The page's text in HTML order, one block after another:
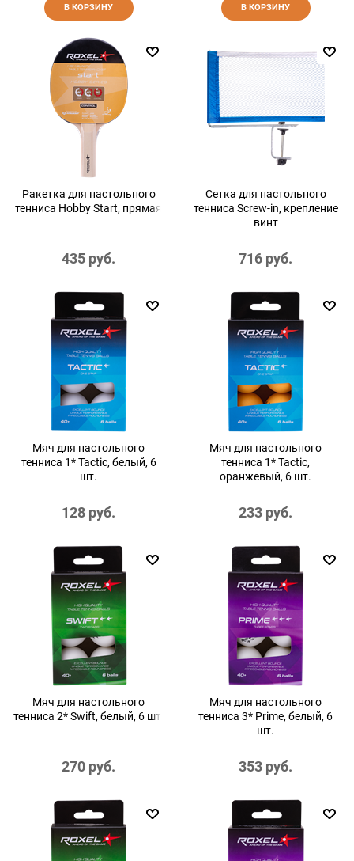
В КОРЗИНУ В КОРЗИНУ
Ракетка для настольного
тенниса Hobby Start, прямая
435 руб.
Сетка для настольного
тенниса Screw-in, крепление
винт
716 руб.
Мяч для настольного
тенниса 1* Tactic, белый, 6
шт.
128 руб.
Мяч для настольного
тенниса 1* Tactic,
оранжевый, 6 шт.
233 руб.
Мяч для настольного
тенниса 2* Swift, белый, 6 шт.
270 руб.
Мяч для настольного
тенниса 3* Prime, белый, 6
шт.
353 руб.